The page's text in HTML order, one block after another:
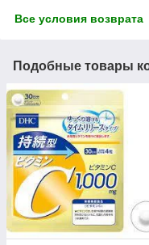
Все условия возврата
Подобные товары